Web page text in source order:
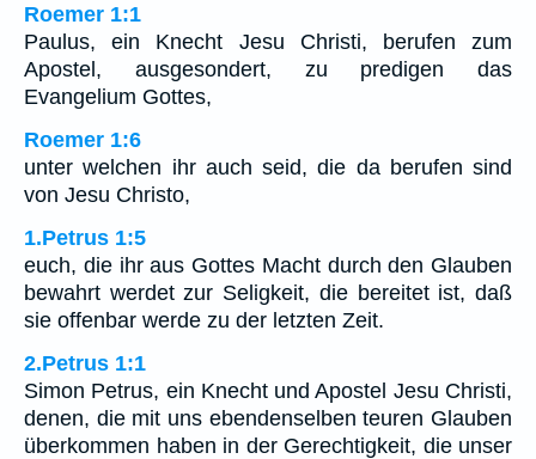
Roemer 1:1
Paulus, ein Knecht Jesu Christi, berufen zum
Apostel, ausgesondert, zu predigen das
Evangelium Gottes,
Roemer 1:6
unter welchen ihr auch seid, die da berufen sind
von Jesu Christo,
1.Petrus 1:5
euch, die ihr aus Gottes Macht durch den Glauben
bewahrt werdet zur Seligkeit, die bereitet ist, daß
sie offenbar werde zu der letzten Zeit.
2.Petrus 1:1
Simon Petrus, ein Knecht und Apostel Jesu Christi,
denen, die mit uns ebendenselben teuren Glauben
überkommen haben in der Gerechtigkeit, die unser